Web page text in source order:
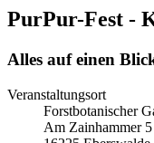
PurPur-Fest -
Alles auf einen
Veranstaltungsort
Forstbotanischer
Am Zainhammer 5